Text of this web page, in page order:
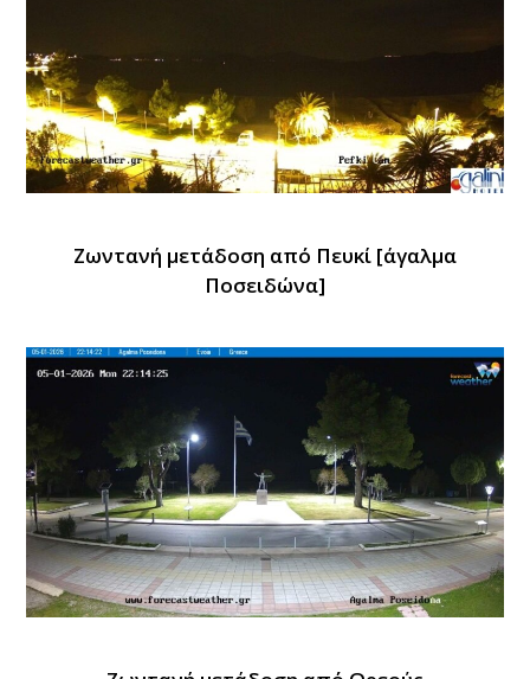
Ζωντανή μετάδοση από Πευκί [άγαλμα
Ποσειδώνα]